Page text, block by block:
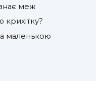
меж
маленькою